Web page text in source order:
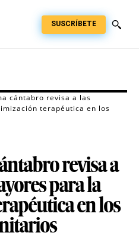
SUSCRÍBETE
cántabro revisa a las
terapéutica en los
revisa a
para la
en los